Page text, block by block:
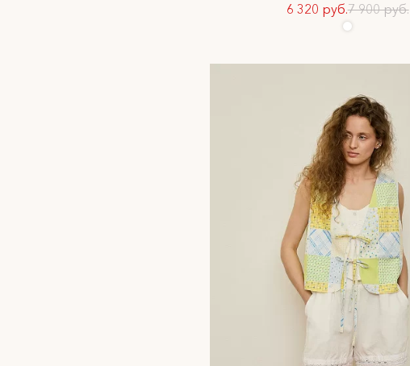
6 320 руб.7 900 руб.